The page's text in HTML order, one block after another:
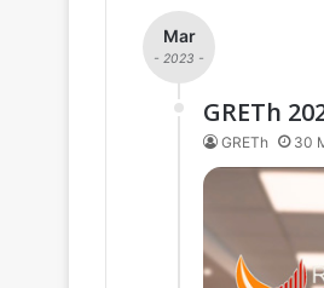
Mar
- 2023 -
GRETh
GRETh 30